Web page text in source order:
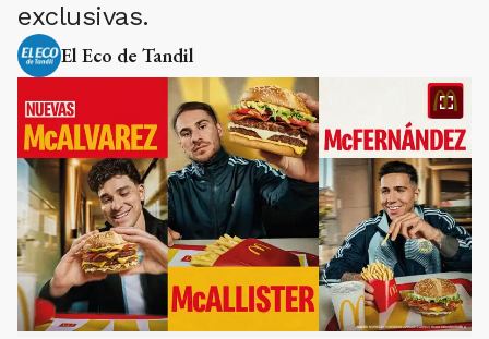
exclusivas.
El Eco de Tandil